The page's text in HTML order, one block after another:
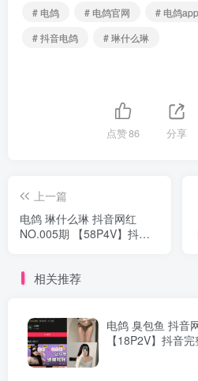
# 电鸽
# 电鸽官网 # 电鸽app
# 抖音电鸽
# 琳什么琳
点赞86 分享
上一篇
电鸽 琳什么琳 抖音网红
NO.005期 【58P4V】抖音
相关推荐
电鸽 臭包鱼 抖音
【18P2V】抖音